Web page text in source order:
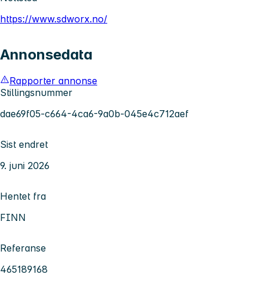
https://www.sdworx.no/
Annonsedata
Rapporter annonse
Stillingsnummer
dae69f05-c664-4ca6-9a0b-045e4c712aef
Sist endret
9. juni 2026
Hentet fra
FINN
Referanse
465189168